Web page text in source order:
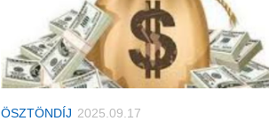
ÖSZTÖNDÍJ 2025.09.17